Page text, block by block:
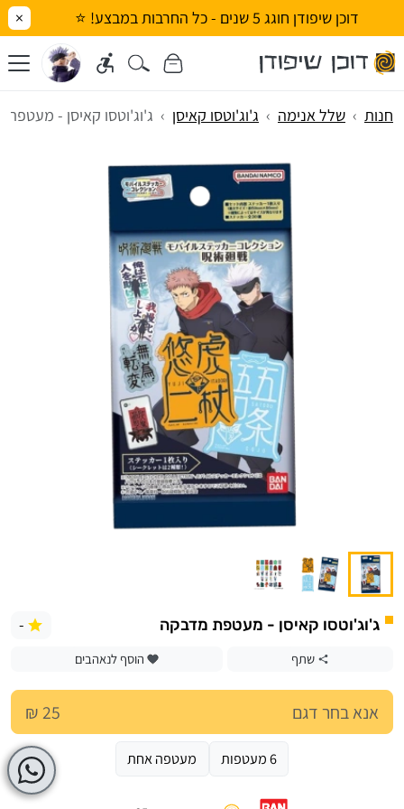
דוכן שיפודן חוגג 5 שנים - כל החרבות במבצע! ⭐ ×
חנות שלל אנימה ג'וג'וטסו קאיסן ג'וג'וטסו קאיסן -
ג'וג'וטסו קאיסן - מעטפת מדבקה -
שתף הוסף לנאהבים
אנא בחר דגם 25 ₪
6 מעטפות מעטפה אחת